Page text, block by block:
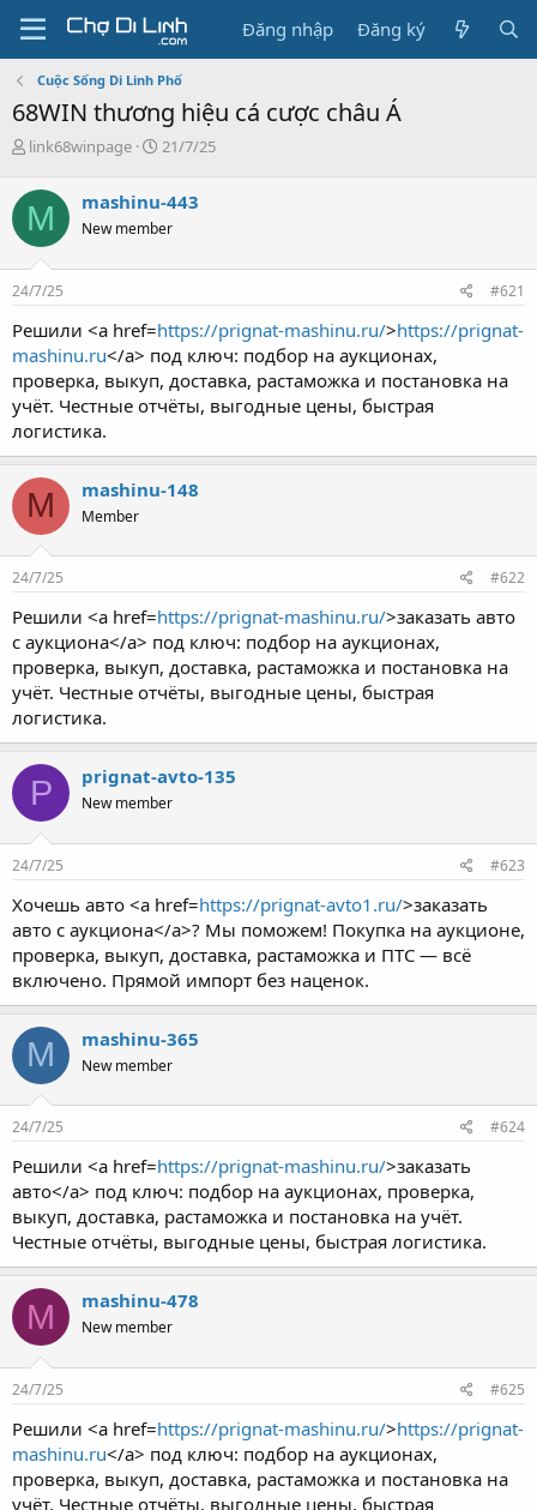
Đăng nhập Đăng ký
Cuộc Sống Di Linh Phố
68WIN thương hiệu cá cược châu Á
T
r
e
a
d
s
t
r
t
e
r
link68winpage
N
y
g
i
21/7/25
M mashinu-443
New member
24/7/25 #621
Решили <a href=https://prignat-mashinu.ru/>https://prignat-
mashinu.ru</a> под ключ: подбор на аукционах,
проверка, выкуп, доставка, растаможка и постановка на
учёт. Честные отчёты, выгодные цены, быстрая
логистика.
M mashinu-148
Member
24/7/25 #622
Решили <a href=https://prignat-mashinu.ru/>заказать авто
с аукциона</a> под ключ: подбор на аукционах,
проверка, выкуп, доставка, растаможка и постановка на
учёт. Честные отчёты, выгодные цены, быстрая
логистика.
P prignat-avto-135
New member
24/7/25 #623
Хочешь авто <a href=https://prignat-avto1.ru/>заказать
авто с аукциона</a>? Мы поможем! Покупка на аукционе,
проверка, выкуп, доставка, растаможка и ПТС — всё
включено. Прямой импорт без наценок.
M mashinu-365
New member
24/7/25 #624
Решили <a href=https://prignat-mashinu.ru/>заказать
авто</a> под ключ: подбор на аукционах, проверка,
выкуп, доставка, растаможка и постановка на учёт.
Честные отчёты, выгодные цены, быстрая логистика.
M mashinu-478
New member
24/7/25 #625
Решили <a href=https://prignat-mashinu.ru/>https://prignat-
mashinu.ru</a> под ключ: подбор на аукционах,
проверка, выкуп, доставка, растаможка и постановка на
учёт. Честные отчёты, выгодные цены, быстрая